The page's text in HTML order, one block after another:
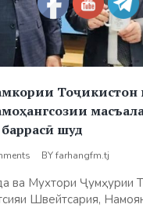
Тоҷикистон
шуд
BYfarhangfm.tj
ва Мухтори Ҷумҳурии
Швейтсария,